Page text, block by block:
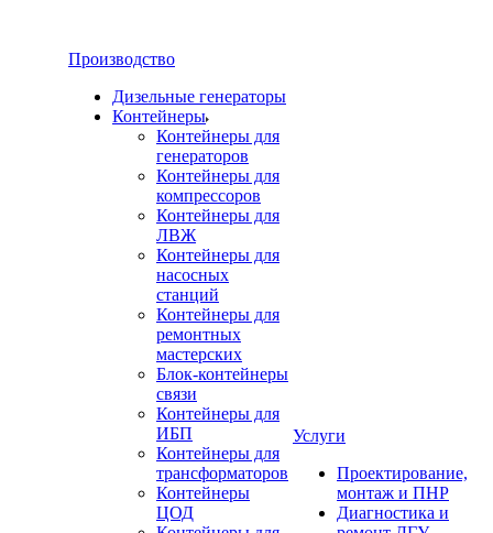
Производство
Дизельные генераторы
Контейнеры
Контейнеры для
генераторов
Контейнеры для
компрессоров
Контейнеры для
ЛВЖ
Контейнеры для
насосных
станций
Контейнеры для
ремонтных
мастерских
Блок-контейнеры
связи
Контейнеры для
ИБП
Контейнеры для
трансформаторов
Контейнеры
ЦОД
Услуги
Проектирование,
монтаж и ПНР
Диагностика и